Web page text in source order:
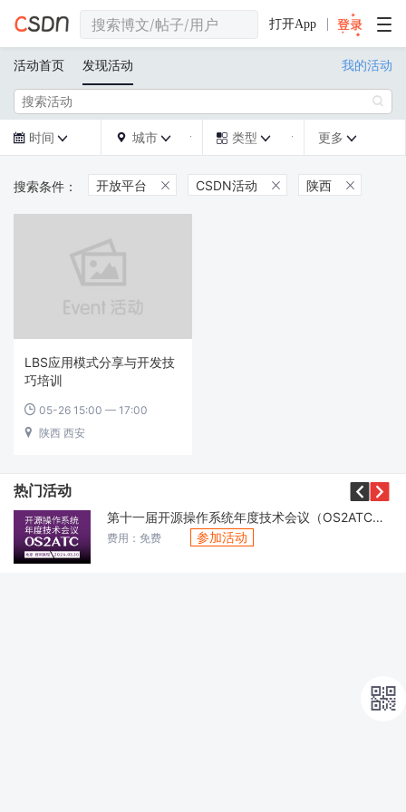
打开App
活动首页 发现活动 我的活动

 时间   城市   类型  更多 
开放平台  CSDN活动  陕西 
LBS应用模式分享与开发技
巧培训
 05-26 15:00 — 17:00
 陕西 西安
热门活动 
第十一届开源操作系统年度技术会议（OS2ATC）2024
费用：免费 参加活动
